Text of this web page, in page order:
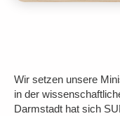
Wir setzen unsere
in der
Darmstadt hat sich